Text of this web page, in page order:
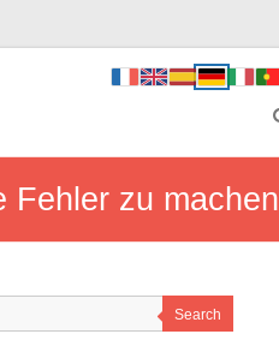
Fehler zu machen
Search